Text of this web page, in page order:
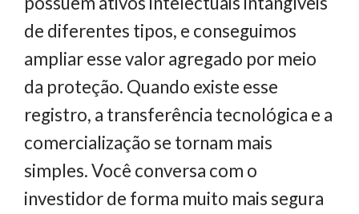
de diferentes tipos, e conseguimos
ampliar esse valor agregado por meio
da proteção. Quando existe esse
registro, a transferência tecnológica e a
comercialização se tornam mais
simples. Você conversa com o
investidor de forma muito mais segura